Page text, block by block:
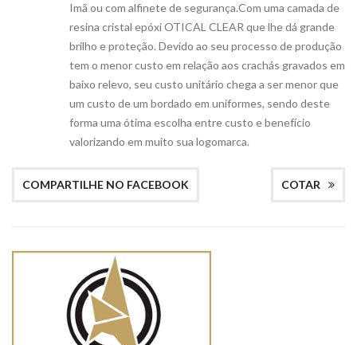
Imã ou com alfinete de segurança.Com uma camada de
resina cristal epóxi OTICAL CLEAR que lhe dá grande
brilho e proteção. Devido ao seu processo de produção
tem o menor custo em relação aos crachás gravados em
baixo relevo, seu custo unitário chega a ser menor que
um custo de um bordado em uniformes, sendo deste
forma uma ótima escolha entre custo e benefício
valorizando em muito sua logomarca.
COTAR
COMPARTILHE NO FACEBOOK